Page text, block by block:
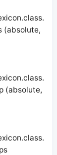
(absolute,
(absolute,